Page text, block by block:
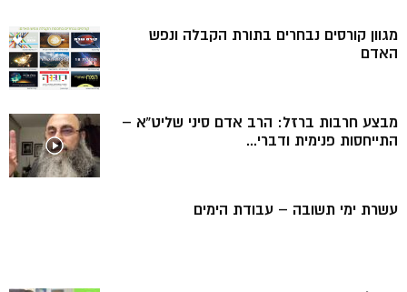
מגוון קורסים נבחרים בתורת הקבלה ונפש
האדם
מבצע חרבות ברזל: הרב אדם סיני שליט”א –
התייחסות פנימית ודברי...
עשרת ימי תשובה – עבודת הימים